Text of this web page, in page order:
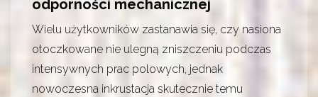
odporności mechanicznej
Wielu użytkowników zastanawia się, czy nasiona
otoczkowane nie ulegną zniszczeniu podczas
intensywnych prac polowych, jednak
nowoczesna inkrustacja skutecznie temu